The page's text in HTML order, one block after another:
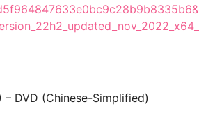
DVD (Chinese-Simplified)